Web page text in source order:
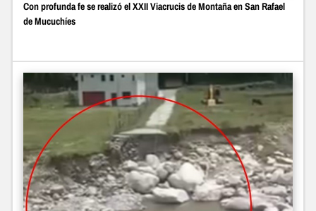
Con profunda fe se realizó el XXII Viacrucis de Montaña en San Rafael
de Mucuchíes